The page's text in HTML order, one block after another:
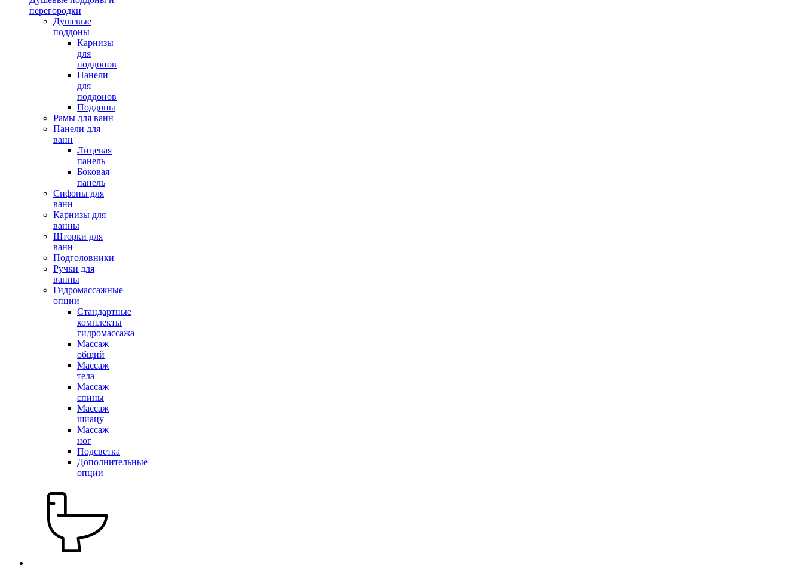
перегородки
Душевые
поддоны
Карнизы
для
поддонов
Панели
для
поддонов
Поддоны
Рамы для ванн
Панели для
ванн
Лицевая
панель
Боковая
панель
Сифоны для
ванн
Карнизы для
ванны
Шторки для
ванн
Подголовники
Ручки для
ванны
Гидромассажные
опции
Стандартные
комплекты
гидромассажа
Массаж
общий
Массаж
тела
Массаж
спины
Массаж
шиацу
Массаж
ног
Подсветка
Дополнительные
опции